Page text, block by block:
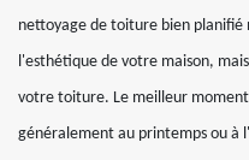
nettoyage de toiture bien planifié
l'esthétique de votre maison,
votre toiture. Le meilleur
généralement au printemps ou à